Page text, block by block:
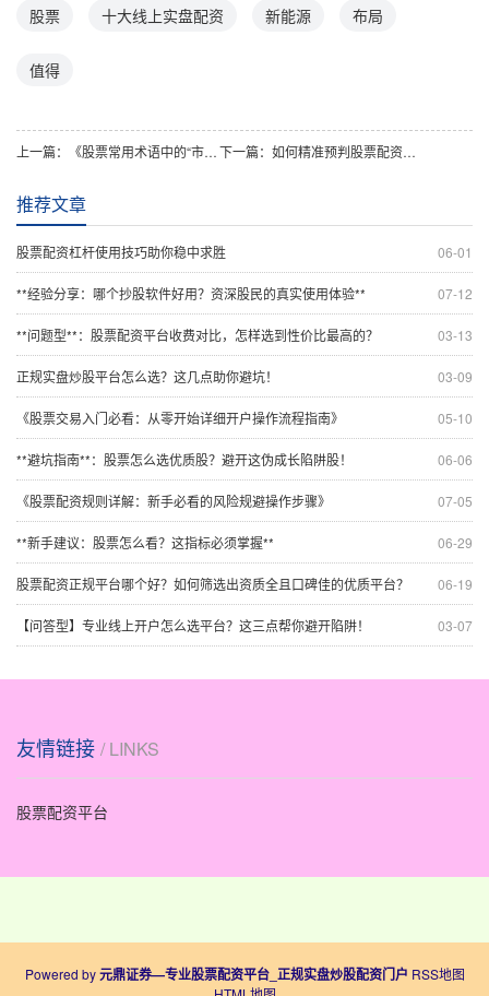
股票 十大线上实盘配资 新能源 布局
值得
上一篇： 《股票常用术语中的“市盈率”靠谱吗？如何正确运用它评估股票？》下一篇： 如何精准预判股票配资走势的波动规律？
推荐文章
06-01
股票配资杠杆使用技巧助你稳中求胜
07-12
**经验分享：哪个抄股软件好用？资深股民的真实使用体验**
03-13
**问题型**：股票配资平台收费对比，怎样选到性价比最高的？
03-09
正规实盘炒股平台怎么选？这几点助你避坑！
05-10
《股票交易入门必看：从零开始详细开户操作流程指南》
06-06
**避坑指南**：股票怎么选优质股？避开这伪成长陷阱股！
07-05
《股票配资规则详解：新手必看的风险规避操作步骤》
06-29
**新手建议：股票怎么看？这指标必须掌握**
06-19
股票配资正规平台哪个好？如何筛选出资质全且口碑佳的优质平台？
03-07
【问答型】专业线上开户怎么选平台？这三点帮你避开陷阱！
友情链接 / LINKS
股票配资平台
Powered by元鼎证券—专业股票配资平台_正规实盘炒股配资门户 RSS地图